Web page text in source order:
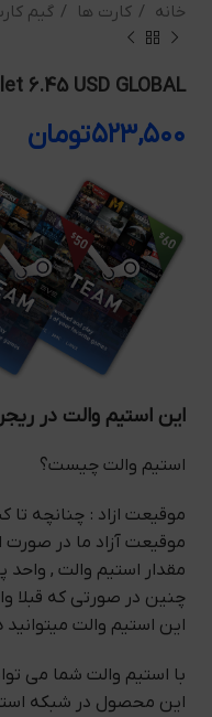
خانه کارت ها گیم
6.45 USD GLOBAL
۵۲۳,۵۰۰تومان
این استیم والت در
استیم والت چیست؟
موقیعت ازاد : چنانچه تا
موقیعت آزاد ما در صورت
مقدار استیم والت ,
چنین در صورتی که قبلا
این استیم والت
با استیم والت شما می
این محصول در شبکه